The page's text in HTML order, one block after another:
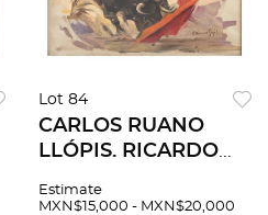
Lot 84
CARLOS RUANO
LLÓPIS. RICARDO
NOVILLERO. Óleo
Estimate
MXN$15,000 - MXN$20,000